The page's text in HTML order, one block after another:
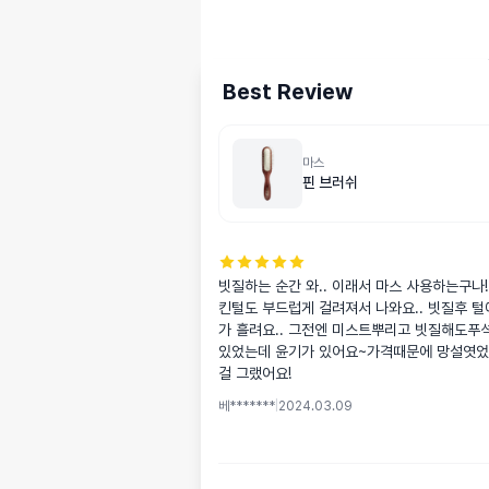
Best Review
마스
핀 브러쉬
빗질하는 순간 와.. 이래서 마스 사용하는구나
킨털도 부드럽게 걸려져서 나와요.. 빗질후 털
가 흘려요.. 그전엔 미스트뿌리고 빗질해도푸
있었는데 윤기가 있어요~가격때문에 망설엿
걸 그랬어요!
베******* 2024.03.09